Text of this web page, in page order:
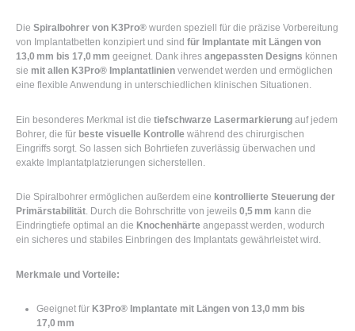
Die Spiralbohrer von K3Pro® wurden speziell für die präzise Vorbereitung
von Implantatbetten konzipiert und sind für Implantate mit Längen von
13,0 mm bis 17,0 mm geeignet. Dank ihres angepassten Designs können
sie mit allen K3Pro® Implantatlinien verwendet werden und ermöglichen
eine flexible Anwendung in unterschiedlichen klinischen Situationen.
Ein besonderes Merkmal ist die tiefschwarze Lasermarkierung auf jedem
Bohrer, die für beste visuelle Kontrolle während des chirurgischen
Eingriffs sorgt. So lassen sich Bohrtiefen zuverlässig überwachen und
exakte Implantatplatzierungen sicherstellen.
Die Spiralbohrer ermöglichen außerdem eine kontrollierte Steuerung der
Primärstabilität. Durch die Bohrschritte von jeweils 0,5 mm kann die
Eindringtiefe optimal an die Knochenhärte angepasst werden, wodurch
ein sicheres und stabiles Einbringen des Implantats gewährleistet wird.
Merkmale und Vorteile:
Geeignet für K3Pro® Implantate mit Längen von 13,0 mm bis
17,0 mm